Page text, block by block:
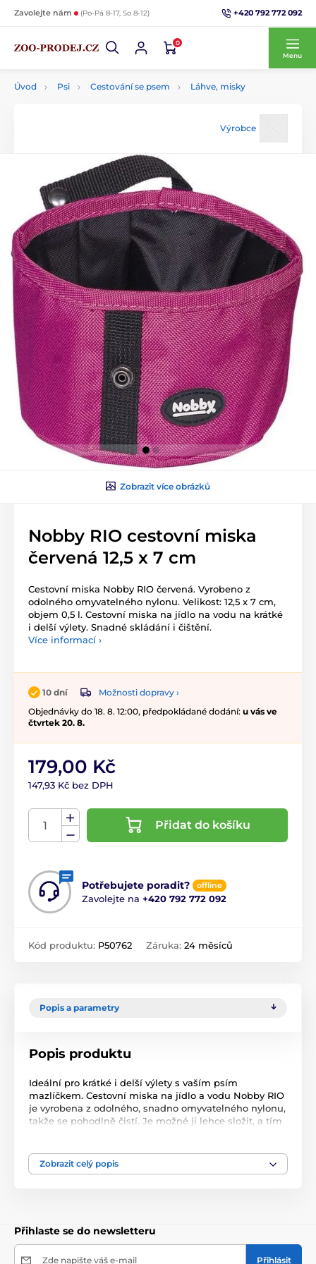
Zavolejte nám (Po-Pá 8-17, So 8-12) +420 792 772 092
0
Menu
Úvod Psi Cestování se psem Láhve, misky
Výrobce
Zobrazit více obrázků
Nobby RIO cestovní miska
červená 12,5 x 7 cm
Cestovní miska Nobby RIO červená. Vyrobeno z
odolného omyvatelného nylonu. Velikost: 12,5 x 7 cm,
objem 0,5 l. Cestovní miska na jídlo na vodu na krátké
i delší výlety. Snadné skládání i čištění.
Více informací ›
10 dní
Možnosti dopravy ›
Objednávky do 18. 8. 12:00, předpokládané dodání: u vás ve
čtvrtek 20. 8.
179,00 Kč
147,93 Kč bez DPH
Přidat do košíku
Potřebujete poradit? offline
Zavolejte na +420 792 772 092
Kód produktu: P50762 Záruka: 24 měsíců
Popis a parametry
Popis produktu
Ideální pro krátké i delší výlety s vaším psím
mazlíčkem. Cestovní miska na jídlo a vodu Nobby RIO
je vyrobena z odolného, snadno omyvatelného nylonu,
takže se pohodlně čistí. Je možné ji lehce složit, a tím
Snadné čištění a skládání.
Zobrazit celý popis
Přihlaste se do newsletteru
Zde napište váš e-mail Přihlásit